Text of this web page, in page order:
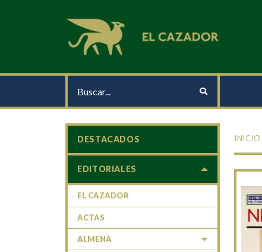
INICIO
DESTACADOS
EDITORIALES
EL CAZADOR
ACTAS
ALMENA